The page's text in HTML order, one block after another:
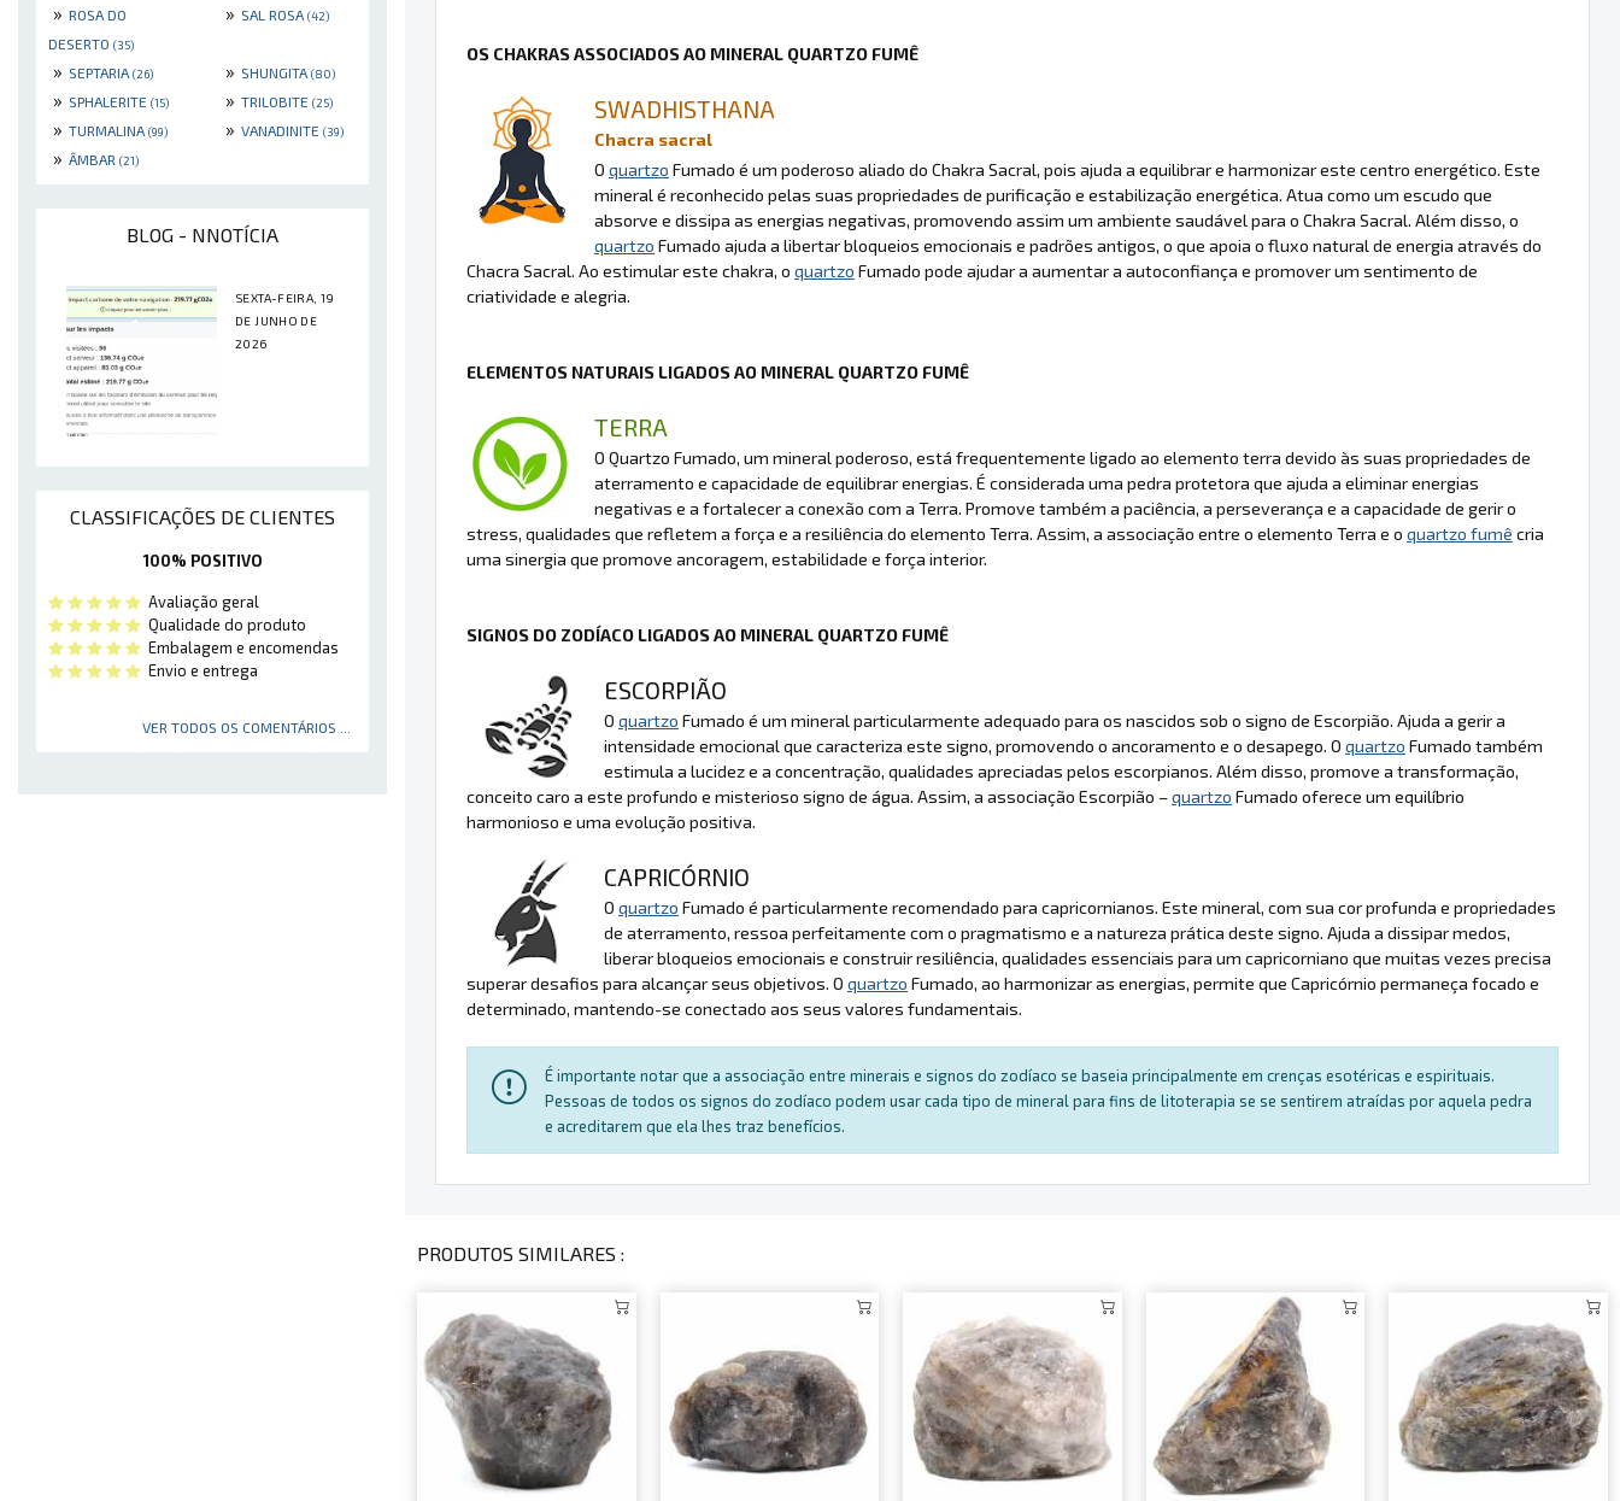
» ROSA DO
DESERTO (35)
» SAL ROSA (42)
» SEPTARIA (26) » SHUNGITA (80)
» SPHALERITE (15) » TRILOBITE (25)
» TURMALINA (99) » VANADINITE (39)
» ÂMBAR (21)
BLOG - NNOTÍCIA
SEXTA-FEIRA, 19
DE JUNHO DE
2026
CLASSIFICAÇÕES DE CLIENTES
100% POSITIVO
Avaliação geral
Qualidade do produto
Embalagem e encomendas
Envio e entrega
VER TODOS OS COMENTÁRIOS ...
OS CHAKRAS ASSOCIADOS AO MINERAL QUARTZO FUMÊ
SWADHISTHANA
Chacra sacral
O quartzo Fumado é um poderoso aliado do Chakra Sacral, pois ajuda a equilibrar e harmonizar este centro energético. Este
mineral é reconhecido pelas suas propriedades de purificação e estabilização energética. Atua como um escudo que
absorve e dissipa as energias negativas, promovendo assim um ambiente saudável para o Chakra Sacral. Além disso, o
quartzo Fumado ajuda a libertar bloqueios emocionais e padrões antigos, o que apoia o fluxo natural de energia através do
Chacra Sacral. Ao estimular este chakra, o quartzo Fumado pode ajudar a aumentar a autoconfiança e promover um sentimento de
criatividade e alegria.
ELEMENTOS NATURAIS LIGADOS AO MINERAL QUARTZO FUMÊ
TERRA
O Quartzo Fumado, um mineral poderoso, está frequentemente ligado ao elemento terra devido às suas propriedades de
aterramento e capacidade de equilibrar energias. É considerada uma pedra protetora que ajuda a eliminar energias
negativas e a fortalecer a conexão com a Terra. Promove também a paciência, a perseverança e a capacidade de gerir o
stress, qualidades que refletem a força e a resiliência do elemento Terra. Assim, a associação entre o elemento Terra e o quartzo fumê cria
uma sinergia que promove ancoragem, estabilidade e força interior.
SIGNOS DO ZODÍACO LIGADOS AO MINERAL QUARTZO FUMÊ
ESCORPIÃO
O quartzo Fumado é um mineral particularmente adequado para os nascidos sob o signo de Escorpião. Ajuda a gerir a
intensidade emocional que caracteriza este signo, promovendo o ancoramento e o desapego. O quartzo Fumado também
estimula a lucidez e a concentração, qualidades apreciadas pelos escorpianos. Além disso, promove a transformação,
conceito caro a este profundo e misterioso signo de água. Assim, a associação Escorpião –quartzo Fumado oferece um equilíbrio
harmonioso e uma evolução positiva.
CAPRICÓRNIO
O quartzo Fumado é particularmente recomendado para capricornianos. Este mineral, com sua cor profunda e propriedades
de aterramento, ressoa perfeitamente com o pragmatismo e a natureza prática deste signo. Ajuda a dissipar medos,
liberar bloqueios emocionais e construir resiliência, qualidades essenciais para um capricorniano que muitas vezes precisa
superar desafios para alcançar seus objetivos. O quartzo Fumado, ao harmonizar as energias, permite que Capricórnio permaneça focado e
determinado, mantendo-se conectado aos seus valores fundamentais.
É importante notar que a associação entre minerais e signos do zodíaco se baseia principalmente em crenças esotéricas e espirituais.
Pessoas de todos os signos do zodíaco podem usar cada tipo de mineral para fins de litoterapia se se sentirem atraídas por aquela pedra
e acreditarem que ela lhes traz benefícios.
PRODUTOS SIMILARES :